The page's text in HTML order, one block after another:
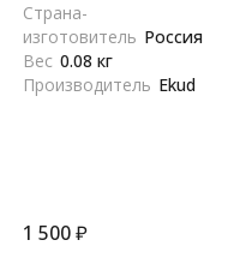
Страна-
изготовитель Россия
Вес 0.08 кг
Производитель Ekud
1 500₽